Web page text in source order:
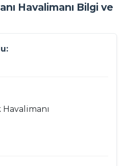
Havalimanı Bilgi ve